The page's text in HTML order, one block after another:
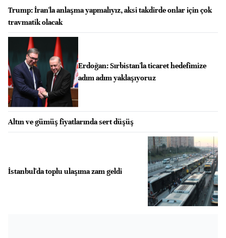
Trump: İran'la anlaşma yapmalıyız, aksi takdirde onlar için çok
travmatik olacak
Erdoğan: Sırbistan'la ticaret hedefimize
adım adım yaklaşıyoruz
Altın ve gümüş fiyatlarında sert düşüş
İstanbul'da toplu ulaşıma zam geldi